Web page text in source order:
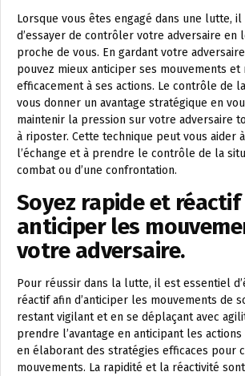
Lorsque vous êtes engagé dans une lutte,
d’essayer de contrôler votre adversaire en
proche de vous. En gardant votre
pouvez mieux anticiper ses mouvements
efficacement à ses actions. Le contrôle de
vous donner un avantage stratégique en
maintenir la pression sur votre adversaire
à riposter. Cette technique peut vous aider
l’échange et à prendre le contrôle de la
combat ou d’une confrontation.
Soyez rapide et
anticiper les
votre adversaire.
Pour réussir dans la lutte, il est essentiel
réactif afin d’anticiper les mouvements de
restant vigilant et en se déplaçant avec
prendre l’avantage en anticipant les
en élaborant des stratégies efficaces pour
mouvements. La rapidité et la réactivité